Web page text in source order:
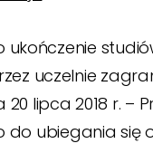
uczelnie
lipca 2018 r. –
do ubiegania